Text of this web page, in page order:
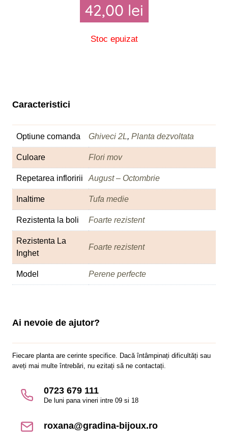
42,00 lei
Stoc epuizat
Caracteristici
Optiune comanda Ghiveci 2L, Planta dezvoltata
Culoare Flori mov
Repetarea infloririi August – Octombrie
Inaltime Tufa medie
Rezistenta la boli Foarte rezistent
Rezistenta La
Inghet
Foarte rezistent
Model Perene perfecte
Ai nevoie de ajutor?
Fiecare planta are cerinte specifice. Dacă întâmpinați dificultăți sau
aveți mai multe întrebări, nu ezitați să ne contactați.
0723 679 111
De luni pana vineri intre 09 si 18
roxana@gradina-bijoux.ro